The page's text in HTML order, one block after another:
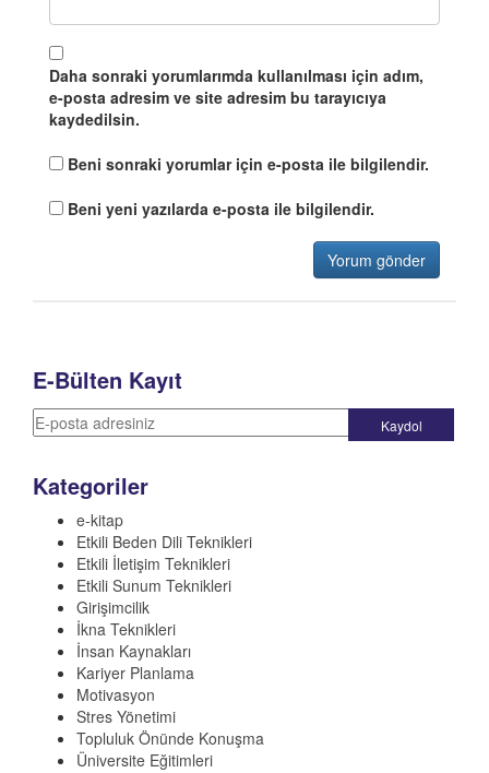
Daha sonraki yorumlarımda kullanılması için adım,
e-posta adresim ve site adresim bu tarayıcıya
kaydedilsin.
Beni sonraki yorumlar için e-posta ile bilgilendir.
Beni yeni yazılarda e-posta ile bilgilendir.
E-Bülten Kayıt
Kategoriler
e-kitap
Etkili Beden Dili Teknikleri
Etkili İletişim Teknikleri
Etkili Sunum Teknikleri
Girişimcilik
İkna Teknikleri
İnsan Kaynakları
Kariyer Planlama
Motivasyon
Stres Yönetimi
Topluluk Önünde Konuşma
Üniversite Eğitimleri